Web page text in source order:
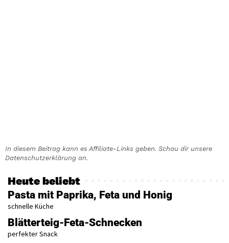
In diesem Beitrag kann es Affiliate-Links geben. Schau dir unsere
Datenschutzerklärung an.
Heute beliebt
Pasta mit Paprika, Feta und Honig
schnelle Küche
Blätterteig-Feta-Schnecken
perfekter Snack